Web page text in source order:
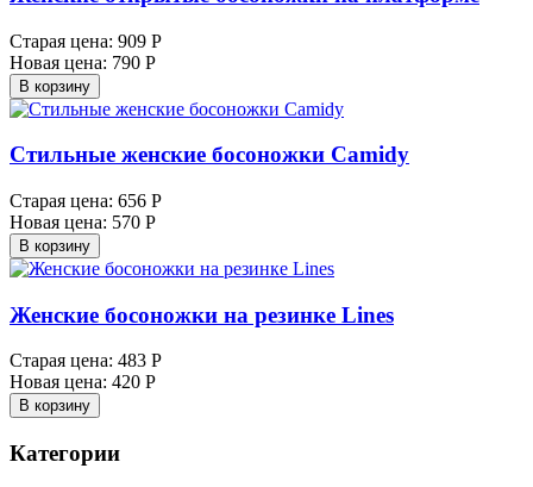
Старая цена: 909 Р
Новая цена: 790 Р
В корзину
Стильные женские босоножки Camidy
Старая цена: 656 Р
Новая цена: 570 Р
В корзину
Женские босоножки на резинке Lines
Старая цена: 483 Р
Новая цена: 420 Р
В корзину
Категории